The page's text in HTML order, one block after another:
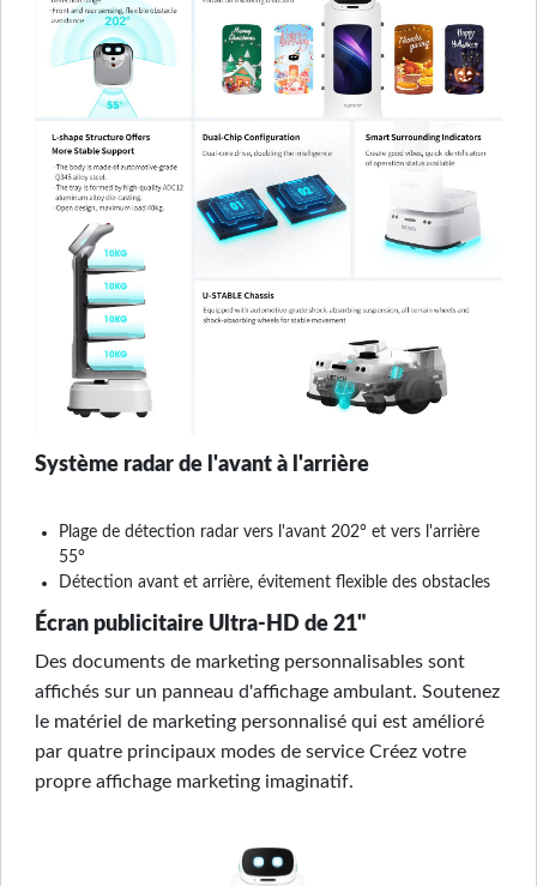
Système radar de l'avant à l'arrière
Plage de détection radar vers l'avant 202° et vers l'arrière
55°
Détection avant et arrière, évitement flexible des obstacles
Écran publicitaire Ultra-HD de 21"
Des documents de marketing personnalisables sont
affichés sur un panneau d'affichage ambulant. Soutenez
le matériel de marketing personnalisé qui est amélioré
par quatre principaux modes de service Créez votre
propre affichage marketing imaginatif.